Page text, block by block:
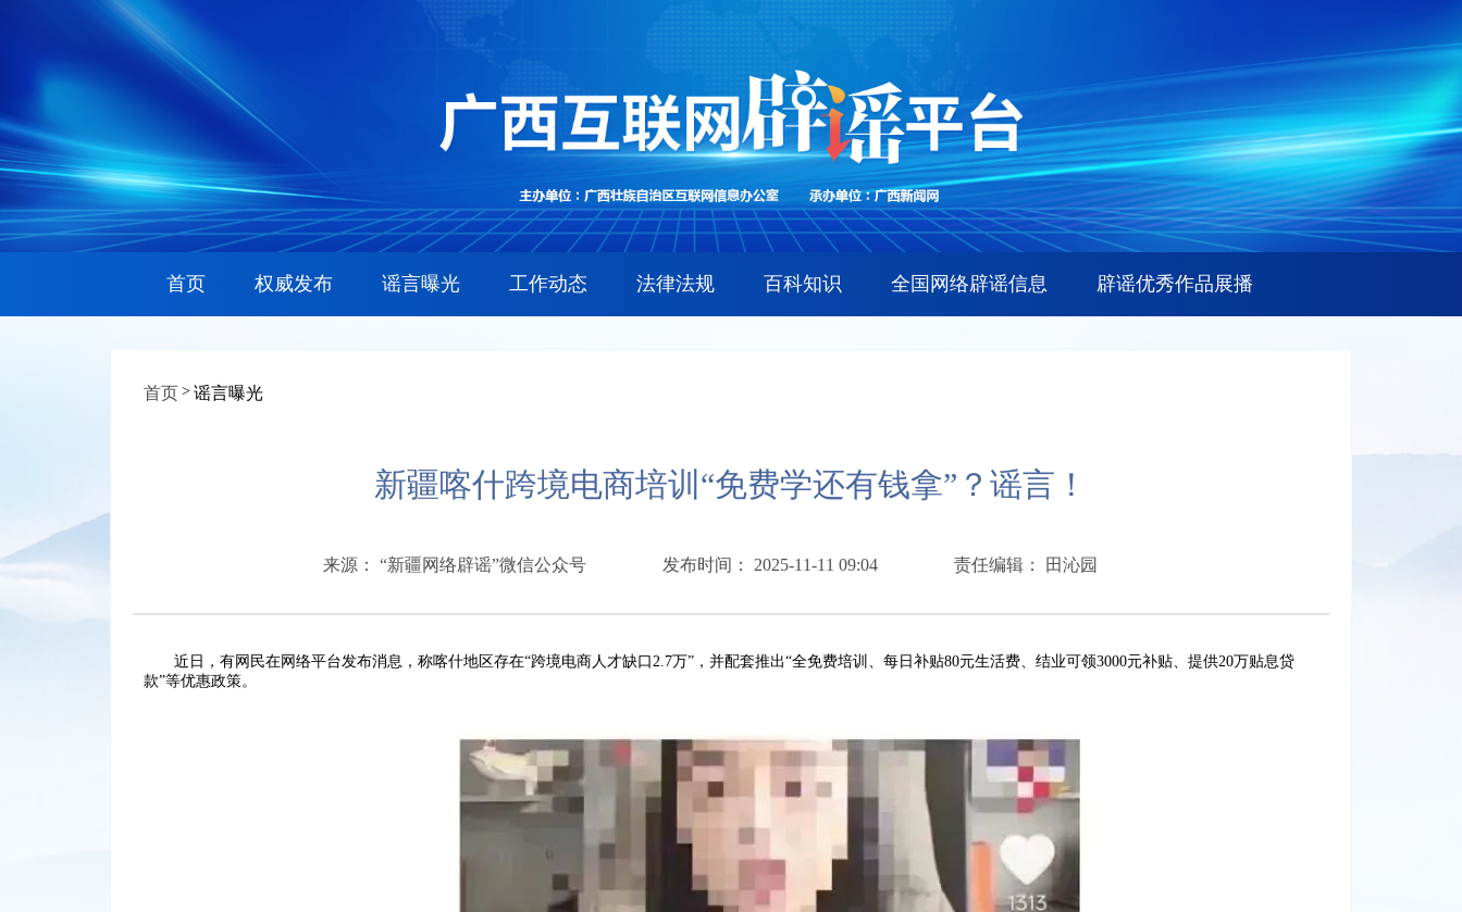
首页 权威发布 谣言曝光 工作动态 法律法规 百科知识 全国网络辟谣信息 辟谣优秀作品展播
首页 > 谣言曝光
新疆喀什跨境电商培训“免费学还有钱拿”？谣言！
来源： “新疆网络辟谣”微信公众号 发布时间： 2025-11-11 09:04 责任编辑： 田沁园
近日，有网民在网络平台发布消息，称喀什地区存在“跨境电商人才缺口2.7万”，并配套推出“全免费培训、每日补贴80元生活费、结业可领3000元补贴、提供20万贴息贷
款”等优惠政策。